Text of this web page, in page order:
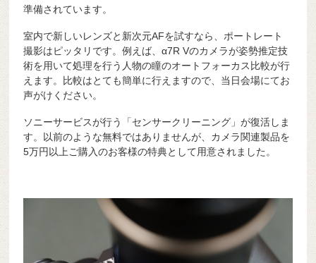
準備されています。
室内で新しいレンズと新次元AFを試すなら、ポートレート
撮影はピッタリです。例えば、α7R Vのカメラが姿勢推定技
術を用いて処理を行う人物の瞳のオートフォーカス比較が行
えます。比較はとても簡単に行えますので、当日会場にてお
声がけください。
ソニーサービスが行う「センサークリーニング」が復活しま
す。以前のような無料ではありませんが、カメラ関連製品を
5万円以上ご購入のお客様の特典として用意されました。